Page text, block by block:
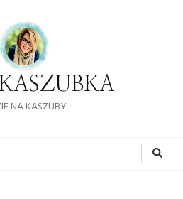
NA KASZUBY